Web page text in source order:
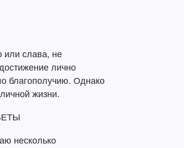
или слава, не
лично
благополучию. Однако
жизни.
несколько